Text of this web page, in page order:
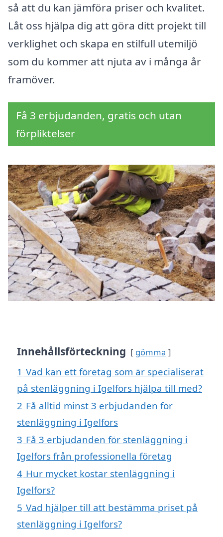
så att du kan jämföra priser och kvalitet.
Låt oss hjälpa dig att göra ditt projekt till
verklighet och skapa en stilfull utemiljö
som du kommer att njuta av i många år
framöver.
Få 3 erbjudanden, gratis och utan
förpliktelser
Innehållsförteckning gömma
1 Vad kan ett företag som är specialiserat
på stenläggning i Igelfors hjälpa till med?
2 Få alltid minst 3 erbjudanden för
stenläggning i Igelfors
3 Få 3 erbjudanden för stenläggning i
Igelfors från professionella företag
4 Hur mycket kostar stenläggning i
Igelfors?
5 Vad hjälper till att bestämma priset på
stenläggning i Igelfors?